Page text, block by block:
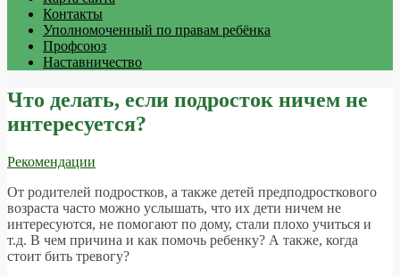
Контакты
Уполномоченный по правам ребёнка
Профсоюз
Наставничество
Что делать, если подросток ничем не
интересуется?
Рекомендации
От родителей подростков, а также детей предподросткового
возраста часто можно услышать, что их дети ничем не
интересуются, не помогают по дому, стали плохо учиться и
т.д. В чем причина и как помочь ребенку? А также, когда
стоит бить тревогу?